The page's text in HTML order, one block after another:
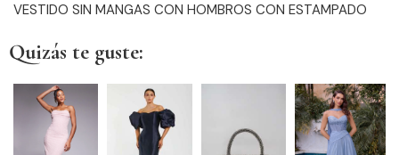
VESTIDO SIN MANGAS CON HOMBROS CON ESTAMPADO
Quizás te guste: